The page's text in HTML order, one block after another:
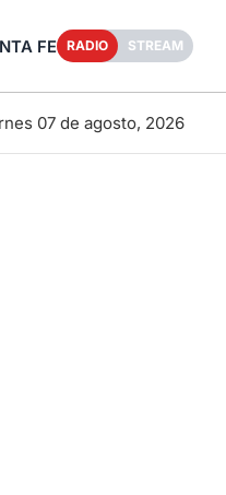
FE RADIO STREAM
07 de agosto, 2026